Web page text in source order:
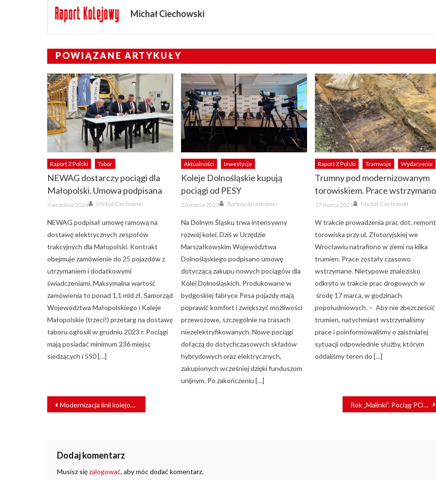
Michał Ciechowski
POWIĄZANE ARTYKUŁY
Raport Z Polski Tabor
NEWAG dostarczy pociągi dla
Małopolski. Umowa podpisana
Posted
on
9 września 2024 Author
Michał Ciechowski
NEWAG podpisał umowę ramową na
dostawę elektrycznych zespołów
trakcyjnych dla Małopolski. Kontrakt
obejmuje zamówienie do 25 pojazdów z
utrzymaniem i dodatkowymi
świadczeniami. Maksymalna wartość
zamówienia to ponad 1,1 mld zł. Samorząd
Województwa Małopolskiego i Koleje
Małopolskie (trzeci!) przetarg na dostawę
taboru ogłosili w grudniu 2023 r. Pociągi
mają posiadać minimum 236 miejsc
siedzących i 550 […]
Aktualności Inwestycje
Koleje Dolnośląskie kupują
pociągi od PESY
Posted
on
26 marca 2025 Author
Bartosz Jerzakowski
Na Dolnym Śląsku trwa intensywny
rozwój kolei. Dziś w Urzędzie
Marszałkowskim Województwa
Dolnośląskiego podpisano umowę
dotyczącą zakupu nowych pociągów dla
Kolei Dolnośląskich. Produkowane w
bydgoskiej fabryce Pesa pojazdy mają
poprawić komfort i zwiększyć możliwości
przewozowe, szczególnie na trasach
niezelektryfikowanych. Nowe pociągi
dołączą do dotychczasowych składów
hybrydowych oraz elektrycznych,
zakupionych wcześniej dzięki funduszom
unijnym. Po zakończeniu […]
Raport Z Polski Tramwaje Wydarzenia
Trumny pod modernizowanym
torowiskiem. Prace wstrzymano
Posted
on
17 marca 2021 Author
Michał Ciechowski
W trakcie prowadzenia prac dot.
torowiska przy ul. Złotoryjskiej we
Wrocławiu natrafiono w ziemi na kilka
trumien. Prace zostały czasowo
wstrzymane. Nietypowe znalezisko
odkryto w trakcie prac drogowych w
środę 17 marca, w godzinach
popołudniowych. – Aby nie zbezcześcić
trumien, natychmiast wstrzymaliśmy
prace i poinformowaliśmy o zaistniałej
sytuacji odpowiednie służby, którym
oddaliśmy teren do […]
NAWIGACJA
WPISU
Modernizacja linii kolejowej Białystok – Ełk. Wykonawca wybrany Rok „Malinki”. Pociąg POLREGIO połączył trzy województwa i tysiące pasażerów
Dodaj komentarz
Musisz sięzalogować, aby móc dodać komentarz.